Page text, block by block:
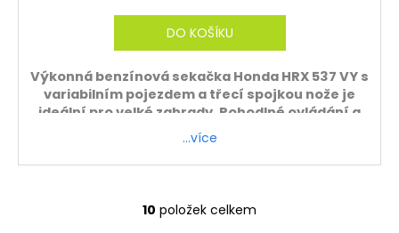
DO KOŠÍKU
Výkonná benzínová sekačka Honda HRX 537 VY s
variabilním pojezdem a třecí spojkou nože je
ideální pro velké zahrady. Pohodlné ovládání a
spolehlivý motor Honda zajistí dokonalý
výsledek.
ZDARMA - sekačku sestavíme a zprovozníme.
…více
O
10 položek celkem